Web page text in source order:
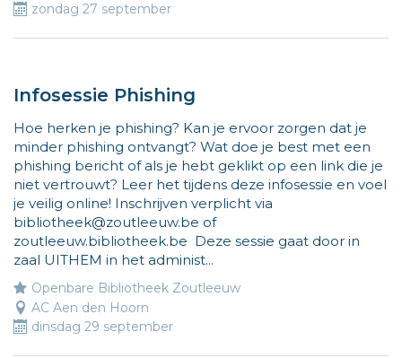
zondag 27 september
Infosessie Phishing
Hoe herken je phishing? Kan je ervoor zorgen dat je
minder phishing ontvangt? Wat doe je best met een
phishing bericht of als je hebt geklikt op een link die je
niet vertrouwt? Leer het tijdens deze infosessie en voel
je veilig online! Inschrijven verplicht via
bibliotheek@zoutleeuw.be of
zoutleeuw.bibliotheek.be Deze sessie gaat door in
zaal UITHEM in het administ...
Openbare Bibliotheek Zoutleeuw
AC Aen den Hoorn
dinsdag 29 september